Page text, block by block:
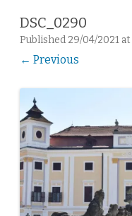
DSC_0290
Published 29/04/2021 at
← Previous